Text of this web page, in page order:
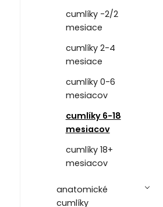
cumlíky -2/2
mesiace
cumlíky 2-4
mesiace
cumlíky 0-6
mesiacov
cumlíky 6-18
mesiacov
cumlíky 18+
mesiacov
anatomické
cumlíky